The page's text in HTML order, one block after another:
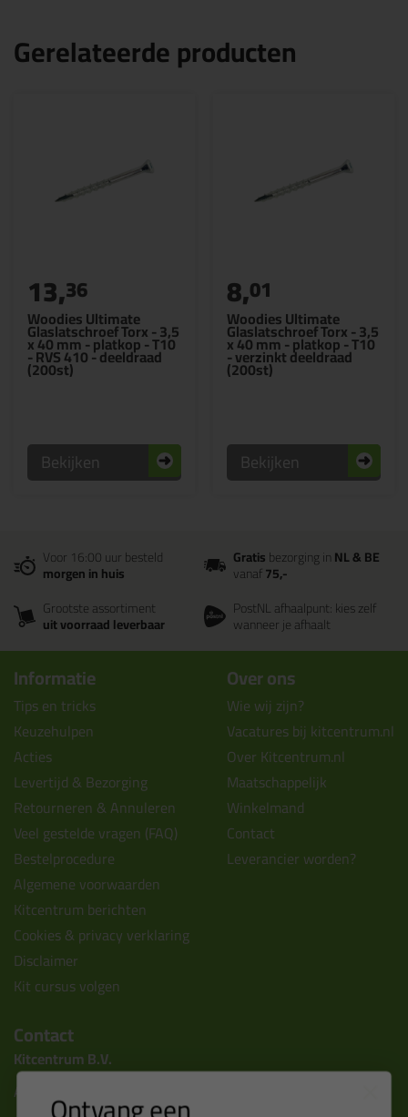
Gerelateerde producten
Woodies Ultimate
Glaslatschroef Torx - 3,5
x 40 mm - platkop - T10
- RVS 410 - deeldraad
(200st)
13,36
Bekijken
Woodies Ultimate
Glaslatschroef Torx - 3,5
x 40 mm - platkop - T10
- verzinkt deeldraad
(200st)
8,01
Bekijken
Voor 16:00 uur besteld
morgen in huis
Gratisbezorging inNL & BE
vanaf75,-
Grootste assortiment
uit voorraad leverbaar
PostNL afhaalpunt: kies zelf
wanneer je afhaalt
Informatie
Tips en tricks
Keuzehulpen
Acties
Levertijd & Bezorging
Retourneren & Annuleren
Veel gestelde vragen (FAQ)
Bestelprocedure
Algemene voorwaarden
Kitcentrum berichten
Cookies & privacy verklaring
Disclaimer
Kit cursus volgen
Over ons
Wie wij zijn?
Vacatures bij kitcentrum.nl
Over Kitcentrum.nl
Maatschappelijk
Winkelmand
Contact
Leverancier worden?
Contact
Kitcentrum B.V.
Alle contactgegevens >